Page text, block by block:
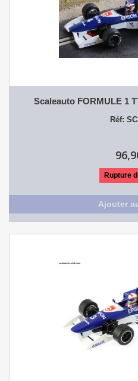
Scaleauto FORMULE 1
Réf:
Rupture
Ajouter